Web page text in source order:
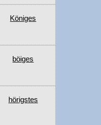
Königes
böiges
hörigstes